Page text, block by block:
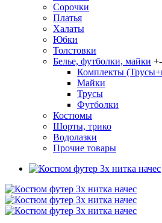
Сорочки
Платья
Халаты
Юбки
Толстовки
Белье, футболки, майки +-
Комплекты
Майки
Трусы
Футболки
Костюмы
Шорты, трико
Водолазки
Прочие товары